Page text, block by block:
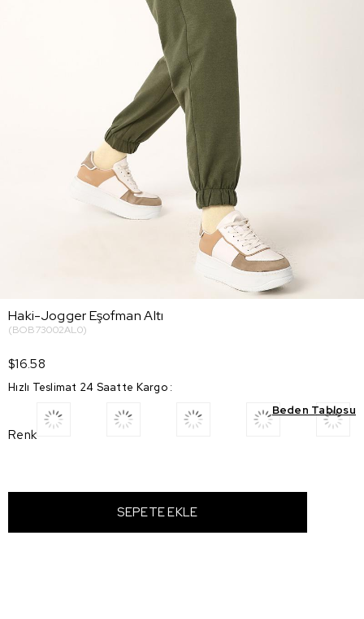
Haki-Jogger Eşofman Altı
(BOB73002AL0)
$16.58
Hızlı Teslimat 24 Saatte Kargo :
Beden Tablosu
Renk